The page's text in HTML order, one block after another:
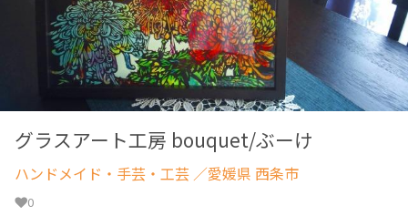
グラスアート工房 bouquet/ぶーけ
ハンドメイド・手芸・工芸 ／愛媛県 西条市
0